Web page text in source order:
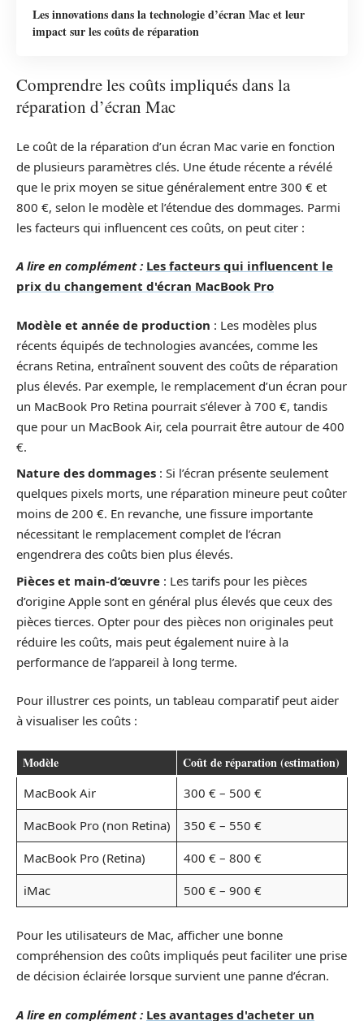
Les innovations dans la technologie d’écran Mac et leur
impact sur les coûts de réparation
Comprendre les coûts impliqués dans la
réparation d’écran Mac
Le coût de la réparation d’un écran Mac varie en fonction
de plusieurs paramètres clés. Une étude récente a révélé
que le prix moyen se situe généralement entre 300 € et
800 €, selon le modèle et l’étendue des dommages. Parmi
les facteurs qui influencent ces coûts, on peut citer :
A lire en complément : Les facteurs qui influencent le
prix du changement d'écran MacBook Pro
Modèle et année de production : Les modèles plus
récents équipés de technologies avancées, comme les
écrans Retina, entraînent souvent des coûts de réparation
plus élevés. Par exemple, le remplacement d’un écran pour
un MacBook Pro Retina pourrait s’élever à 700 €, tandis
que pour un MacBook Air, cela pourrait être autour de 400
€.
Nature des dommages : Si l’écran présente seulement
quelques pixels morts, une réparation mineure peut coûter
moins de 200 €. En revanche, une fissure importante
nécessitant le remplacement complet de l’écran
engendrera des coûts bien plus élevés.
Pièces et main-d’œuvre : Les tarifs pour les pièces
d’origine Apple sont en général plus élevés que ceux des
pièces tierces. Opter pour des pièces non originales peut
réduire les coûts, mais peut également nuire à la
performance de l’appareil à long terme.
Pour illustrer ces points, un tableau comparatif peut aider
à visualiser les coûts :
Modèle Coût de réparation (estimation)
MacBook Air
300 € – 500 €
MacBook Pro (non Retina)
350 € – 550 €
MacBook Pro (Retina)
400 € – 800 €
iMac
500 € – 900 €
Pour les utilisateurs de Mac, afficher une bonne
compréhension des coûts impliqués peut faciliter une prise
de décision éclairée lorsque survient une panne d’écran.
A lire en complément : Les avantages d'acheter un